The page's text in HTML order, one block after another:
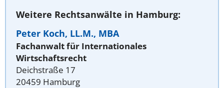
Weitere Rechtsanwälte in Hamburg:
Peter Koch, LL.M., MBA
Fachanwalt für Internationales
Wirtschaftsrecht
Deichstraße 17
20459 Hamburg